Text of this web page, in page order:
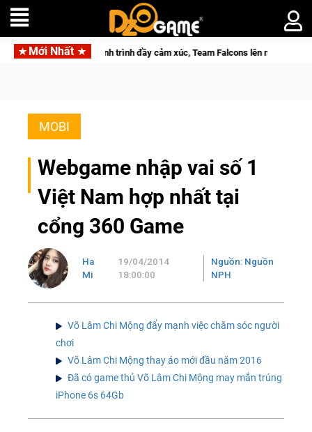
Mới Nhất
lại với hành trình đầy cảm xúc, Team Falcons lên ngôi vô địch
MOBI
Webgame nhập vai số 1
Việt Nam hợp nhất tại
cổng 360 Game
Ha
Mi
19/04/2014
18:00:00
Nguồn: Nguồn
NPH
Võ Lâm Chi Mộng đẩy mạnh việc chăm sóc người
chơi
Võ Lâm Chi Mộng thay áo mới đầu năm 2016
Đã có game thủ Võ Lâm Chi Mộng may mắn trúng
iPhone 6s 64Gb